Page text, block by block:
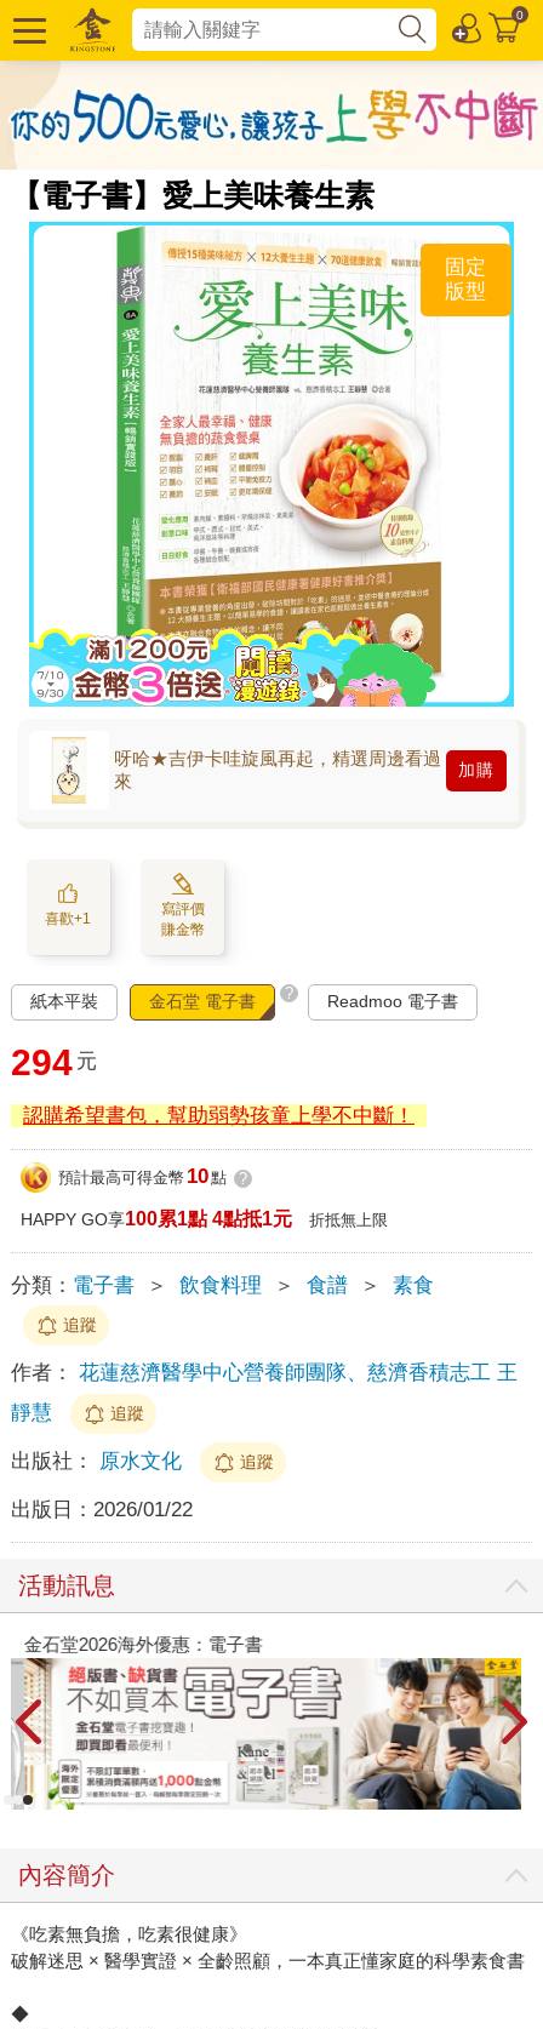
0
【電子書】愛上美味養生素
固定
版型
呀哈★吉伊卡哇旋風再起，精選周邊看過
來
加購
喜歡+1
寫評價
賺金幣
紙本平裝 金石堂 電子書 ? Readmoo 電子書
294 元
認購希望書包，幫助弱勢孩童上學不中斷！
預計最高可得金幣 10點 ?
HAPPY GO享100累1點 4點抵1元 折抵無上限
分類： 電子書 ＞ 飲食料理 ＞ 食譜 ＞ 素食
追蹤
作者：
花蓮慈濟醫學中心營養師團隊、慈濟香積志工 王
靜慧
追蹤
出版社： 原水文化 追蹤
出版日： 2026/01/22
活動訊息
金石堂2026海外優惠：電子書
內容簡介
《吃素無負擔，吃素很健康》
破解迷思 × 醫學實證 × 全齡照顧，一本真正懂家庭的科學素食書
◆